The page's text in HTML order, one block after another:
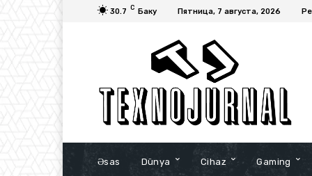
30.7 C Баку Пятница, 7 августа, 2026
Əsas Dünya Cihaz Gaming